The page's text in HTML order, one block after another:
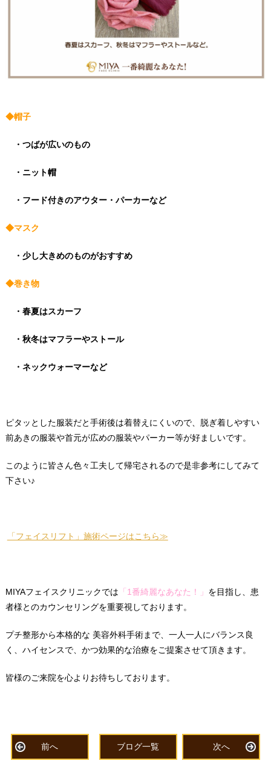
◆帽子
・つばが広いのもの
・ニット帽
・フード付きのアウター・パーカーなど
◆マスク
・少し大きめのものがおすすめ
◆巻き物
・春夏はスカーフ
・秋冬はマフラーやストール
・ネックウォーマーなど
ピタッとした服装だと手術後は着替えにくいので、脱ぎ着しやすい
前あきの服装や首元が広めの服装やパーカー等が好ましいです。
このように皆さん色々工夫して帰宅されるので是非参考にしてみて
下さい♪
「フェイスリフト」施術ページはこちら≫
MIYAフェイスクリニックでは 「1番綺麗なあなた！」 を目指し、患
者様とのカウンセリングを重要視しております。
プチ整形から本格的な 美容外科手術まで、一人一人にバランス良
く、ハイセンスで、かつ効果的な治療をご提案させて頂きます。
皆様のご来院を心よりお待ちしております。
前へ ブログ一覧 次へ